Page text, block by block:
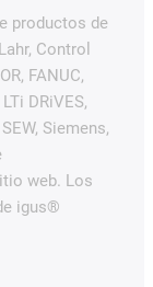
productos de
Control
FANUC,
DRiVES,
Siemens,
web. Los
igus®